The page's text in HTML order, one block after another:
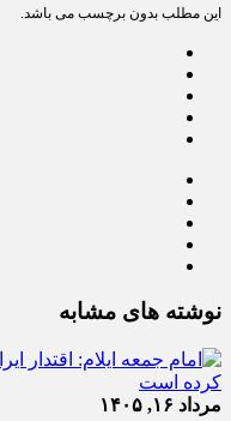
این مطلب بدون برچسب می باشد.
نوشته های مشابه
مرداد ۱۶, ۱۴۰۵